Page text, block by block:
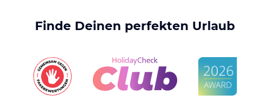
Finde Deinen perfekten Urlaub